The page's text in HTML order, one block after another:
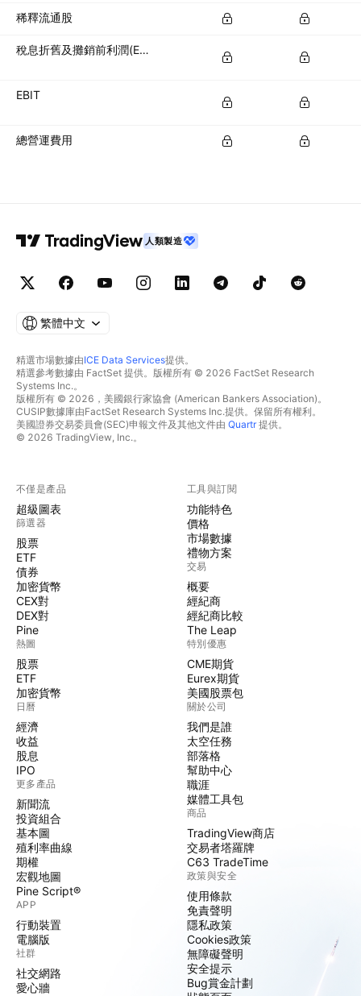
稀釋流通股
稅息折舊及攤銷前利潤(EBITDA)
EBIT
總營運費用
人類製造
繁體中文
精選市場數據由ICE Data Services提供。
精選參考數據由 FactSet 提供。版權所有 © 2026 FactSet Research
Systems Inc.。
版權所有 © 2026，美國銀行家協會 (American Bankers Association)。
CUSIP數據庫由FactSet Research Systems Inc.提供。保留所有權利。
美國證券交易委員會(SEC)申報文件及其他文件由 Quartr提供。
© 2026 TradingView, Inc.。
不僅是產品
超級圖表
篩選器
股票
ETF
債券
加密貨幣
CEX對
DEX對
Pine
熱圖
股票
ETF
加密貨幣
日曆
經濟
收益
股息
IPO
更多產品
新聞流
投資組合
基本圖
殖利率曲線
期權
宏觀地圖
Pine Script®
APP
行動裝置
電腦版
社群
社交網路
愛心牆
工具與訂閱
功能特色
價格
市場數據
禮物方案
交易
概要
經紀商
經紀商比較
The Leap
特別優惠
CME期貨
Eurex期貨
美國股票包
關於公司
我們是誰
太空任務
部落格
幫助中心
職涯
媒體工具包
商品
TradingView商店
交易者塔羅牌
C63 TradeTime
政策與安全
使用條款
免責聲明
隱私政策
Cookies政策
無障礙聲明
安全提示
Bug賞金計劃